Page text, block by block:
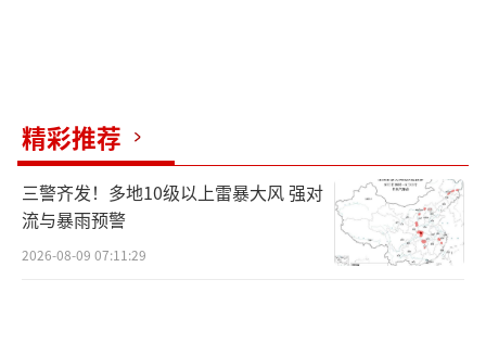
精彩推荐
三警齐发！多地10级以上雷暴大风 强对
流与暴雨预警
2026-08-09 07:11:29